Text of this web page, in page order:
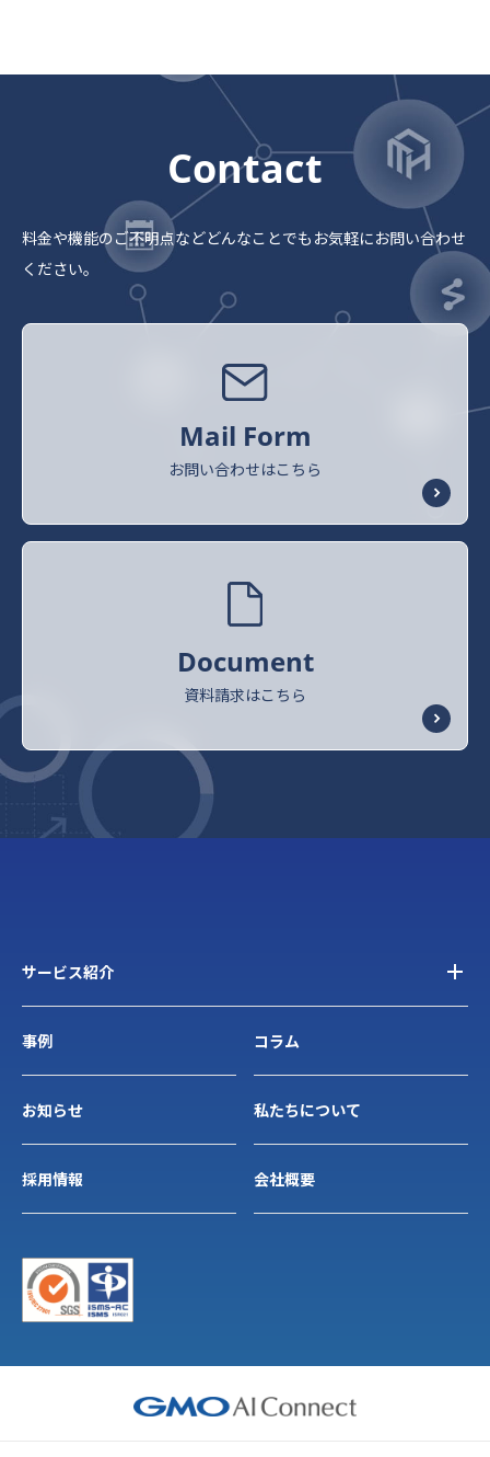
Contact
料金や機能のご不明点などどんなことでもお気軽にお問い合わせ
ください。
Mail Form
お問い合わせはこちら
Document
資料請求はこちら
サービス紹介
事例 コラム
お知らせ 私たちについて
採用情報 会社概要